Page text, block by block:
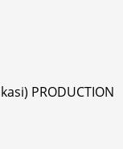
PRODUCTION